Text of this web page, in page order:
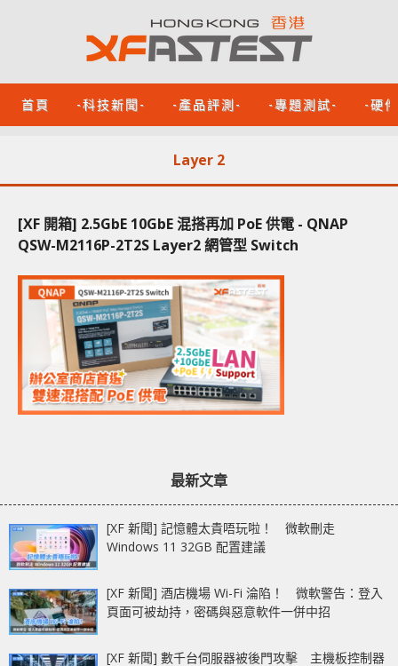
首頁 -科技新聞- -產品評測- -專題測試- -硬
Layer 2
[XF 開箱] 2.5GbE 10GbE 混搭再加 PoE 供電 - QNAP
QSW-M2116P-2T2S Layer2 網管型 Switch
最新文章
[XF 新聞] 記憶體太貴唔玩啦！ 微軟刪走
Windows 11 32GB 配置建議
[XF 新聞] 酒店機場 Wi-Fi 淪陷！ 微軟警告：登入
頁面可被劫持，密碼與惡意軟件一併中招
[XF 新聞] 數千台伺服器被後門攻擊 主機板控制器